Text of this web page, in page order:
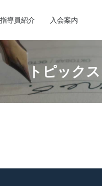
指導員紹介 入会案内
トピックス